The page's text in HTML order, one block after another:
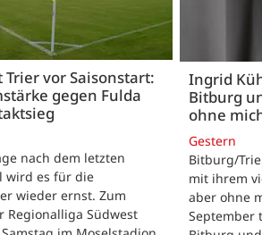
Trier vor Saisonstart:
gegen Fulda
nach dem letzten
wird es für die
wieder ernst. Zum
Regionalliga Südwest
Ingrid
Bitburg
ohne
Gestern
Bitburg/
mit ihrem
aber ohne
September